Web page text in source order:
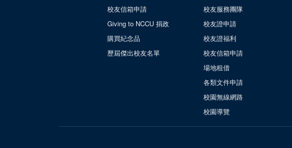
校友信箱申請
Giving to NCCU 捐政
購買紀念品
歷屆傑出校友名單
校友服務團隊
校友證申請
校友證福利
校友信箱申請
場地租借
各類文件申請
校園無線網路
校園導覽